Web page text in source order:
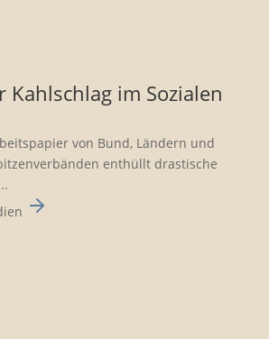
Kahlschlag im Sozialen
von Bund, Ländern und
enthüllt drasti­sche